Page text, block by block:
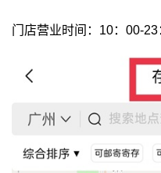
门店营业时间：10：00-23